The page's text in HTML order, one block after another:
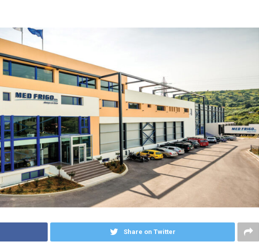
Share on Twitter